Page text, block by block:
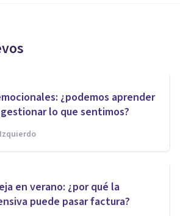
¿podemos aprender
lo que sentimos?
en verano: ¿por qué la
puede pasar factura?